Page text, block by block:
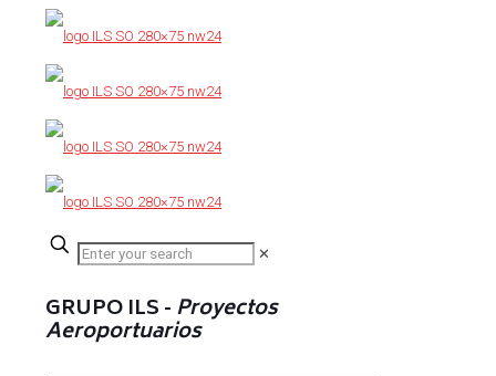
✕
GRUPO ILS -Proyectos
Aeroportuarios